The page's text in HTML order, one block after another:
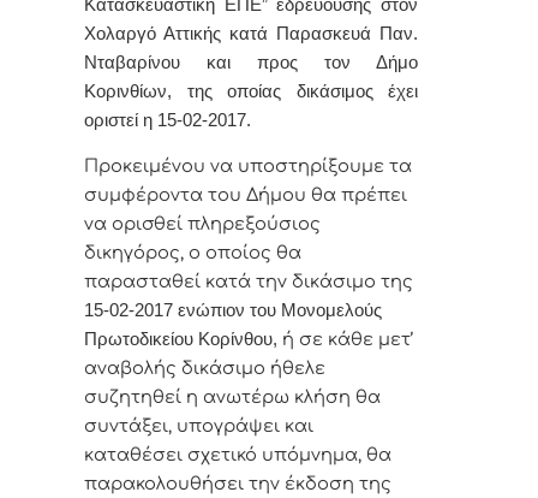
Κατασκευαστική ΕΠΕ” εδρευούσης στον
Χολαργό Αττικής κατά Παρασκευά Παν.
Νταβαρίνου και προς τον Δήμο
Κορινθίων, της οποίας δικάσιμος έχει
οριστεί η 15-02-2017.
Προκειμένου να υποστηρίξουμε τα
συμφέροντα του Δήμου θα πρέπει
να ορισθεί πληρεξούσιος
δικηγόρος, ο οποίος θα
παρασταθεί κατά την δικάσιμο της
15-02-2017 ενώπιον του Μονομελούς
Πρωτοδικείου Κορίνθου, ή σε κάθε μετ’
αναβολής δικάσιμο ήθελε
συζητηθεί η ανωτέρω κλήση θα
συντάξει, υπογράψει και
καταθέσει σχετικό υπόμνημα, θα
παρακολουθήσει την έκδοση της